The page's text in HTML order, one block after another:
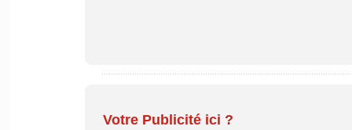
Votre Publicité ici ?